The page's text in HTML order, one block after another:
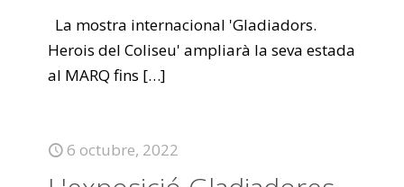
La mostra internacional 'Gladiadors.
Herois del Coliseu' ampliarà la seva estada
al MARQ fins […]
6 octubre, 2022